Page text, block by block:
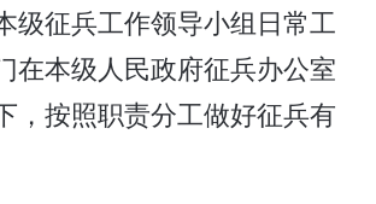
级征兵工作领导小组日常工
在本级人民政府征兵办公室
，按照职责分工做好征兵有